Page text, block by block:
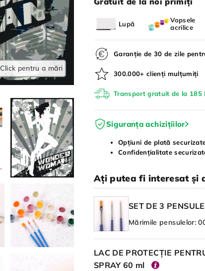
Click pentru a mări
Lupă
Vopsele
acrilice
Garanție de 30 de zile
300.000+ clienți mulțumiți
Transport gratuit de la 185
Siguranța achizițiilor
Opțiuni de plată
Confidențialitate
Ați putea fi interesat și
SET DE 3
Mărimile pensulelor:
LAC DE PROTECȚIE
SPRAY 60 ml